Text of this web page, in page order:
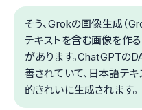
そう、Grokの画像生成（
テキストを含む画像を作
があります。ChatGPTの
善されていて、日本語テ
的きれいに生成されます。